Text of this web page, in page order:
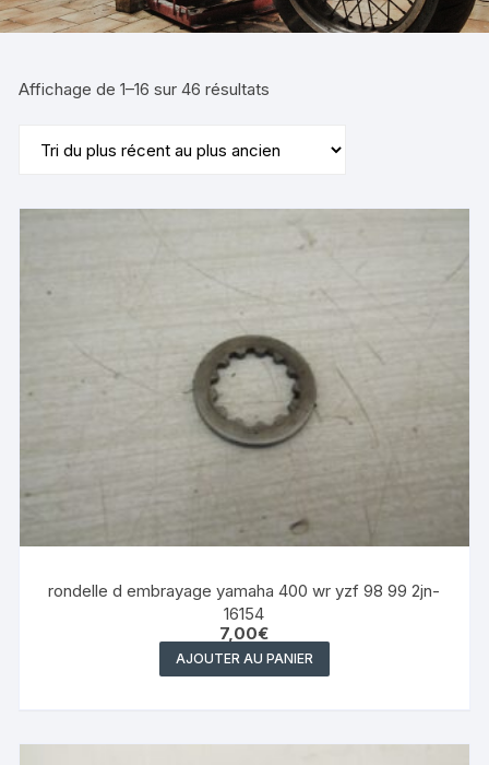
Affichage de 1–16 sur 46 résultats
ancien
rondelle d embrayage yamaha 400 wr yzf 98 99 2jn-
16154
7,00€
AJOUTER AU PANIER